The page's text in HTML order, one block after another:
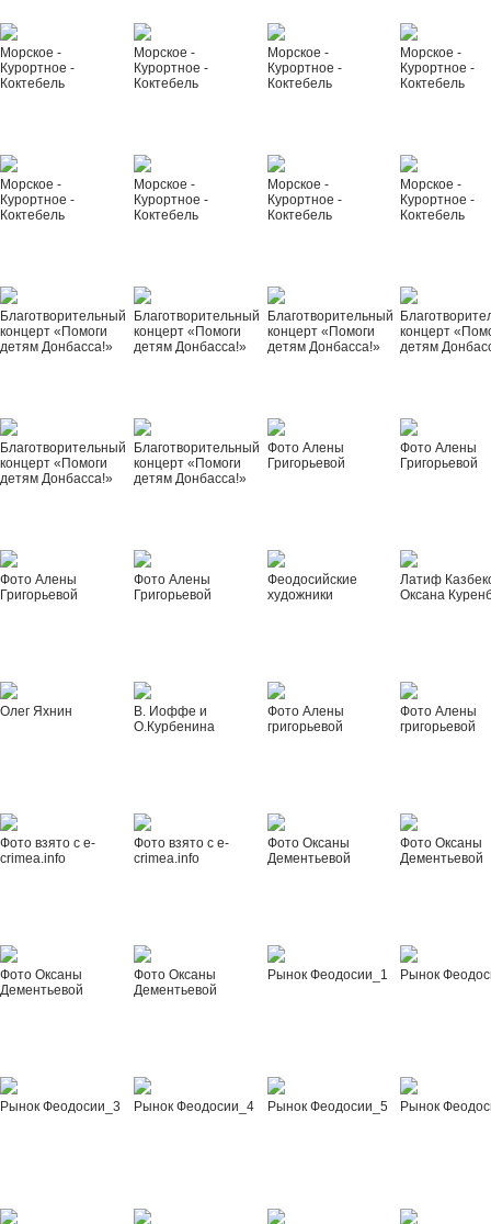
Морское -
Курортное -
Коктебель
Морское -
Курортное -
Коктебель
Морское -
Курортное -
Коктебель
Морское -
Курортное -
Коктебель
Морское -
Курортное -
Коктебель
Морское -
Курортное -
Коктебель
Морское -
Курортное -
Коктебель
Морское -
Курортное -
Коктебель
Благотворительный
концерт «Помоги
детям Донбасса!»
Благотворительный
концерт «Помоги
детям Донбасса!»
Благотворительный
концерт «Помоги
детям Донбасса!»
концерт
детям
Благотворительный
концерт «Помоги
детям Донбасса!»
Благотворительный
концерт «Помоги
детям Донбасса!»
Фото Алены
Григорьевой
Фото Алены
Григорьевой
Фото Алены
Григорьевой
Фото Алены
Григорьевой
Феодосийские
художники
Латиф
Оксана
Олег Яхнин
В. Иоффе и
О.Курбенина
Фото Алены
григорьевой
Фото Алены
григорьевой
Фото взято с e-
crimea.info
Фото взято с e-
crimea.info
Фото Оксаны
Дементьевой
Фото Оксаны
Дементьевой
Фото Оксаны
Дементьевой
Фото Оксаны
Дементьевой
Рынок Феодосии_1 Рынок
Рынок Феодосии_3 Рынок Феодосии_4 Рынок Феодосии_5 Рынок